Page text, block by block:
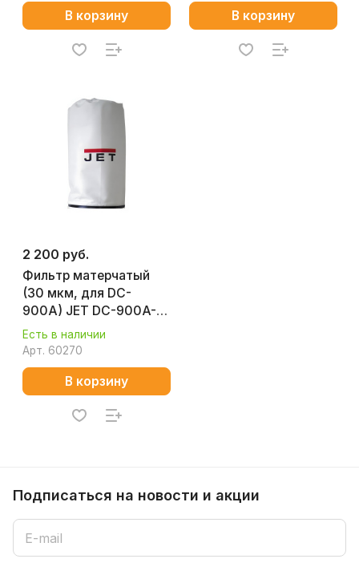
В корзину В корзину
2 200 руб.
Фильтр матерчатый
(30 мкм, для DC-
900A) JET DC-900A-
013
Есть в наличии
Арт. 60270
В корзину
Подписаться на новости и акции